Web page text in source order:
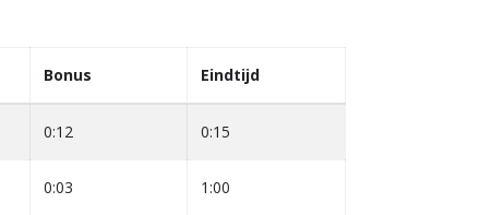
Bonus Eindtijd
0:12 0:15
0:03 1:00